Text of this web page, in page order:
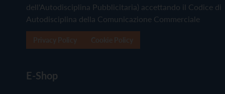
dell'Autodisciplina Pubblicitaria) accettando il Codice di
Autodisciplina della Comunicazione Commerciale
E-Shop